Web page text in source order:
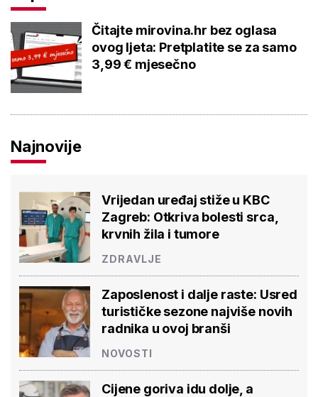
Čitajte mirovina.hr bez oglasa
ovog ljeta: Pretplatite se za samo
3,99 € mjesečno
Najnovije
Vrijedan uređaj stiže u KBC
Zagreb: Otkriva bolesti srca,
krvnih žila i tumore
ZDRAVLJE
Zaposlenost i dalje raste: Usred
turističke sezone najviše novih
radnika u ovoj branši
NOVOSTI
Cijene goriva idu dolje, a